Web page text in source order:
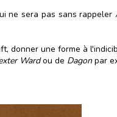
ne sera pas sans rappeler
donner une forme à
Wardou de Dagonpar